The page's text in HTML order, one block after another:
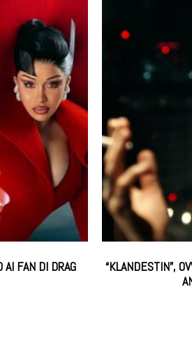
AI FAN DI DRAG
“KLANDESTIN”,